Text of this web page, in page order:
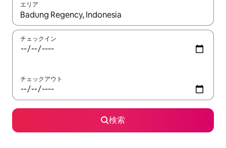
エリア
検索結果が表示されたら、上下の矢印キーを使って移動するか
チェックイン
チェックアウト
検索